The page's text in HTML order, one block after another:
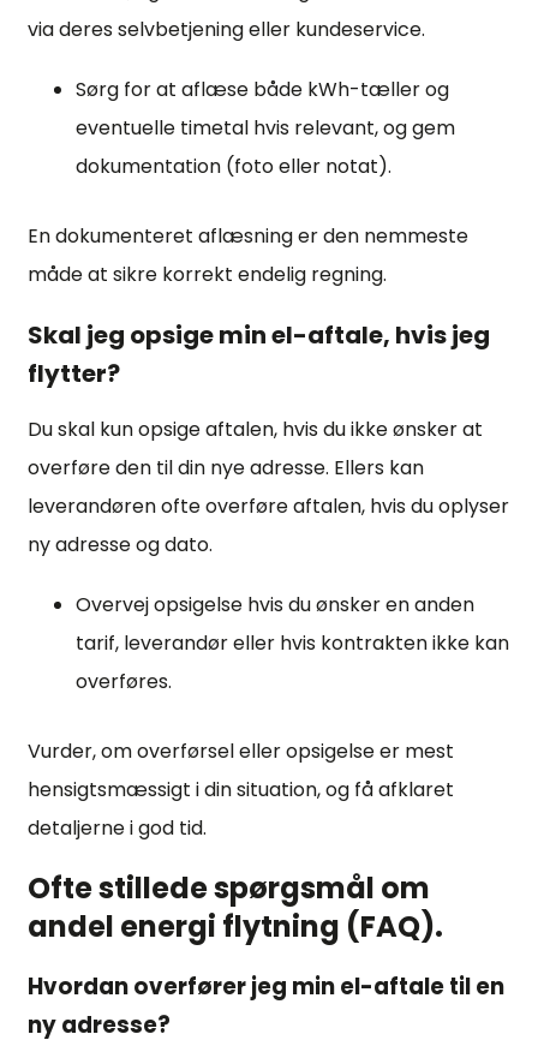
via deres selvbetjening eller kundeservice.
Sørg for at aflæse både kWh-tæller og
eventuelle timetal hvis relevant, og gem
dokumentation (foto eller notat).
En dokumenteret aflæsning er den nemmeste
måde at sikre korrekt endelig regning.
Skal jeg opsige min el-aftale, hvis jeg
flytter?
Du skal kun opsige aftalen, hvis du ikke ønsker at
overføre den til din nye adresse. Ellers kan
leverandøren ofte overføre aftalen, hvis du oplyser
ny adresse og dato.
Overvej opsigelse hvis du ønsker en anden
tarif, leverandør eller hvis kontrakten ikke kan
overføres.
Vurder, om overførsel eller opsigelse er mest
hensigtsmæssigt i din situation, og få afklaret
detaljerne i god tid.
Ofte stillede spørgsmål om
andel energi flytning (FAQ).
Hvordan overfører jeg min el-aftale til en
ny adresse?